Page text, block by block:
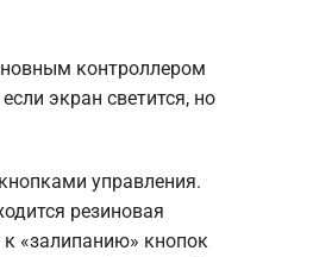
контроллером
экран светится, но
управления.
резиновая
«залипанию» кнопок